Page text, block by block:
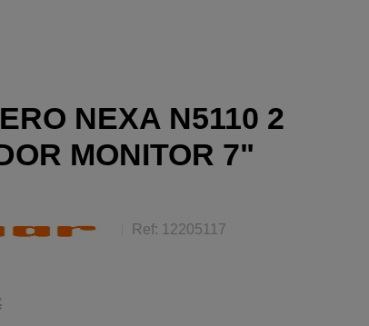
NEXA N5110 2
MONITOR 7"
Ref: 12205117